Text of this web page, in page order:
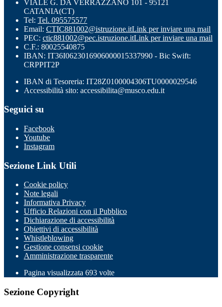
VIALE G. DA VERRAZZANO 101 - 95121
CATANIA(CT)
Tel: Tel. 095575577
Email: CTIC881002@istruzione.itLink per inviare una mail
PEC: ctic881002@pec.istruzione.itLink per inviare una mail
C.F.: 80025540875
IBAN: IT36I0623016906000015337990 - Bic Swift:
CRPPIT2P
IBAN di Tesoreria: IT28Z0100004306TU0000029546
Accessibilità sito: accessibilita@musco.edu.it
Seguici su
Facebook
Youtube
Instagram
Sezione Link Utili
Cookie policy
Note legali
Informativa Privacy
Ufficio Relazioni con il Pubblico
Dichiarazione di accessibilità
Obiettivi di accessibilità
Whistleblowing
Gestione consensi cookie
Amministrazione trasparente
Pagina visualizzata 693 volte
Sezione Copyright